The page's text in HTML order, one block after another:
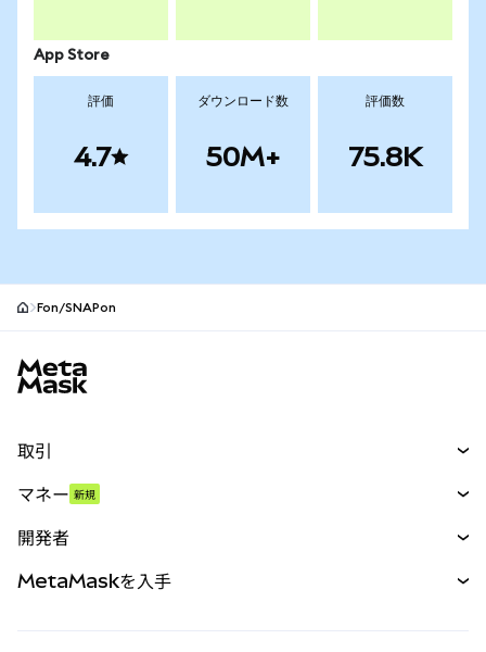
App Store
評価
4.7
ダウンロード数
50M+
評価数
75.8K
Fon/SNAPon
取引
パーペチュアル
RWA
マネー 新規
開発者
MetaMaskを入手